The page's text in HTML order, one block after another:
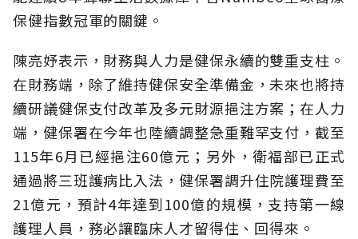
保健指數冠軍的關鍵。
陳亮妤表示，財務與人力是健保永續的雙重支柱。
在財務端，除了維持健保安全準備金，未來也將持
續研議健保支付改革及多元財源挹注方案；在人力
端，健保署在今年也陸續調整急重難罕支付，截至
115年6月已經挹注60億元；另外，衛福部已正式
通過將三班護病比入法，健保署調升住院護理費至
21億元，預計4年達到100億的規模，支持第一線
護理人員，務必讓臨床人才留得住、回得來。